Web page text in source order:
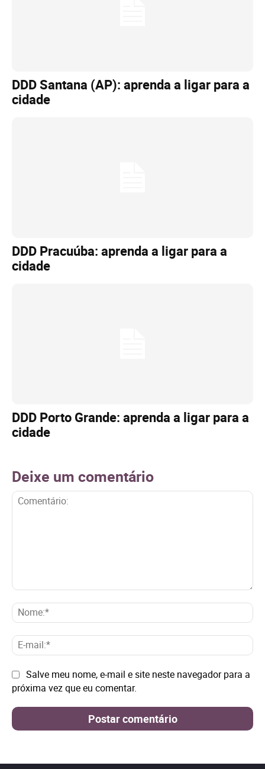
DDD Santana (AP): aprenda a ligar para a
cidade
DDD Pracuúba: aprenda a ligar para a
cidade
DDD Porto Grande: aprenda a ligar para a
cidade
Deixe um comentário
E-
Site: Salve meu nome, e-mail e site neste navegador para a
próxima vez que eu comentar.